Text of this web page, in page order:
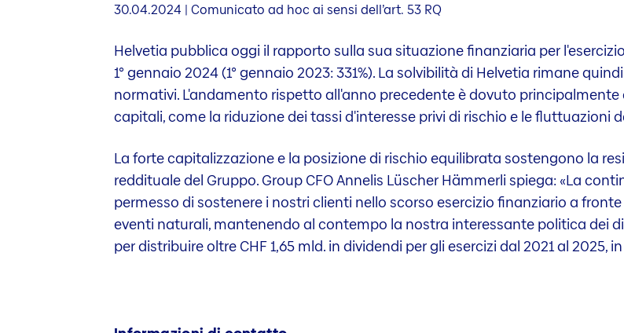
30.04.2024 | Comunicato ad hoc ai sensi dell’art. 53 RQ
Helvetia pubblica oggi il rapporto sulla sua situazione finanziaria per
1° gennaio 2024 (1° gennaio 2023: 331%). La solvibilità di Helvetia rimane
normativi. L'andamento rispetto all'anno precedente è dovuto
capitali, come la riduzione dei tassi d'interesse privi di rischio e le fluttuazioni
La forte capitalizzazione e la posizione di rischio equilibrata sostengono la
reddituale del Gruppo. Group CFO Annelis Lüscher Hämmerli spiega: «La
permesso di sostenere i nostri clienti nello scorso esercizio finanziario a
eventi naturali, mantenendo al contempo la nostra interessante politica dei
per distribuire oltre CHF 1,65 mld. in dividendi per gli esercizi dal 2021 al